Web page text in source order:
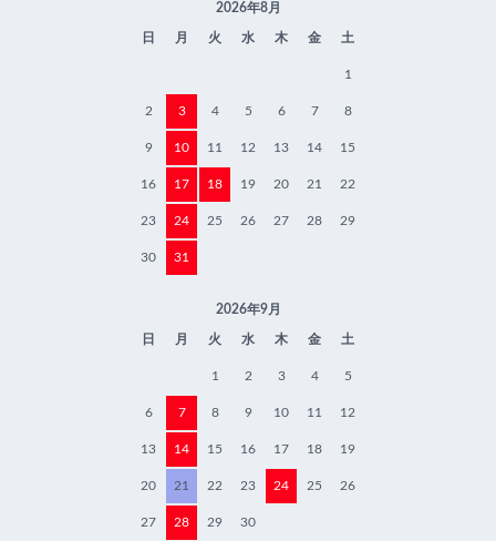
2026年8月
日 月 火 水 木 金 土
1
2 3 4 5 6 7 8
9 10 11 12 13 14 15
16 17 18 19 20 21 22
23 24 25 26 27 28 29
30 31
2026年9月
日 月 火 水 木 金 土
1 2 3 4 5
6 7 8 9 10 11 12
13 14 15 16 17 18 19
20 21 22 23 24 25 26
27 28 29 30